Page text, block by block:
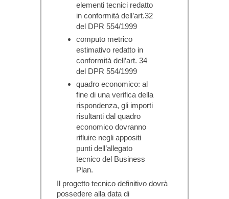
elementi tecnici redatto
in conformità dell’art.32
del DPR 554/1999
computo metrico
estimativo redatto in
conformità dell’art. 34
del DPR 554/1999
quadro economico: al
fine di una verifica della
rispondenza, gli importi
risultanti dal quadro
economico dovranno
rifluire negli appositi
punti dell’allegato
tecnico del Business
Plan.
Il progetto tecnico definitivo dovrà
possedere alla data di